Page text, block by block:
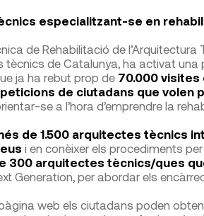
especialitzant-se en
de Rehabilitació de
tècnics de Catalunya, ha activat
ja ha rebut prop de 70.000 visites
de ciutadans que volen
se a l’hora d’emprendre la
de 1.500 arquitectes tècnics
i en conèixer els procediments
300 arquitectes tècnics/ques
Generation, per abordar els
web els ciutadans poden